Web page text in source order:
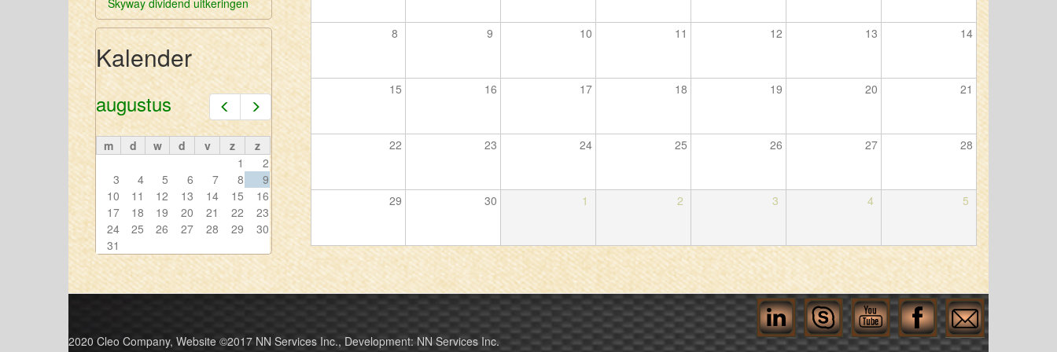
Skyway dividend uitkeringen
Kalender
Vorige Volgende
augustus
m d w d v z
z
1
2
3
4 5 6 7 8
9
10
11 12 13 14 15
16
17
18 19 20 21 22
23
24
25 26 27 28 29
30
31
8 9 10 11 12 13 14
15 16 17 18 19 20 21
22 23 24 25 26 27 28
29 30 1 2 3 4 5
2020 Cleo Company, Website ©2017 NN Services Inc., Development: NN Services Inc.